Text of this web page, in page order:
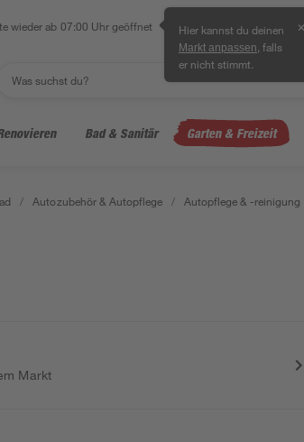
wieder ab 07:00 Uhr geöffnet Hier kannst du deinen
Markt anpassen , falls
er nicht stimmt.
✕
Bad & Sanitär Garten & Freizeit
/ Autozubehör & Autopflege / Autopflege & -reinigung
Markt